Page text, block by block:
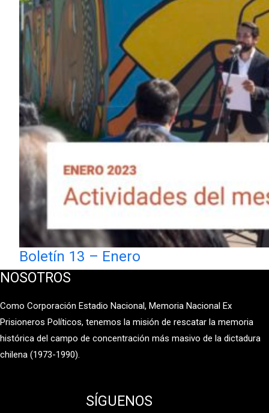
Boletín 13 – Enero
NOSOTROS
Como Corporación Estadio Nacional, Memoria Nacional Ex
Prisioneros Políticos, tenemos la misión de rescatar la memoria
histórica del campo de concentración más masivo de la dictadura
chilena (1973-1990).
SÍGUENOS